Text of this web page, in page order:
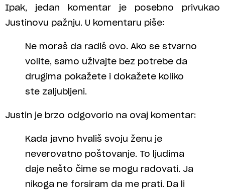
Ipak, jedan komentar je posebno privukao
Justinovu pažnju. U komentaru piše:
Ne moraš da radiš ovo. Ako se stvarno
volite, samo uživajte bez potrebe da
drugima pokažete i dokažete koliko
ste zaljubljeni.
Justin je brzo odgovorio na ovaj komentar:
Kada javno hvališ svoju ženu je
neverovatno poštovanje. To ljudima
daje nešto čime se mogu radovati. Ja
nikoga ne forsiram da me prati. Da li